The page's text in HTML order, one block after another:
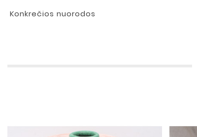
Konkrečios nuorodos